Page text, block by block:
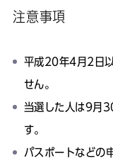
注意事項
平成20年4月2日
せん。
当選した人は9月
す。
パスポートなどの